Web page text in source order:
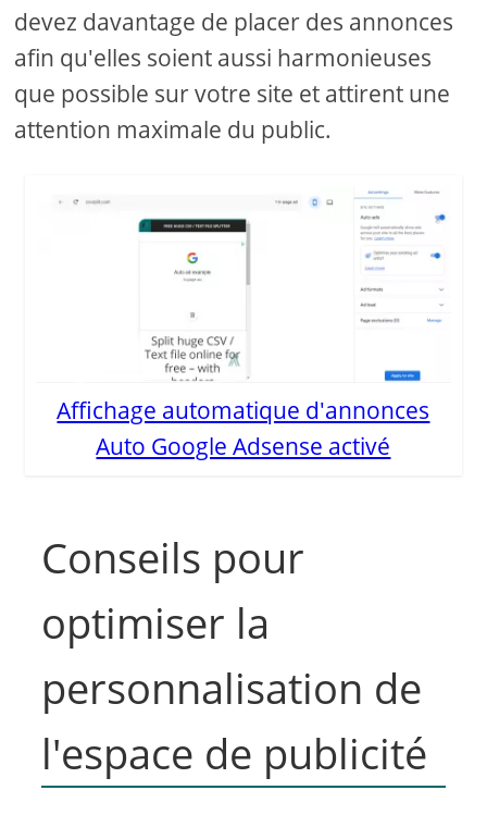
devez davantage de placer des annonces
afin qu'elles soient aussi harmonieuses
que possible sur votre site et attirent une
attention maximale du public.
Affichage automatique d'annonces
Auto Google Adsense activé
Conseils pour
optimiser la
personnalisation de
l'espace de publicité